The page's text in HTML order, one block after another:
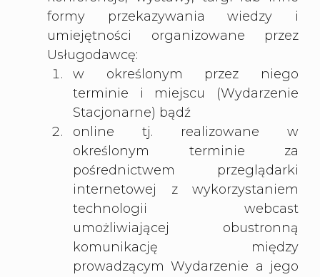
formy przekazywania wiedzy i
umiejętności organizowane przez
Usługodawcę:
w określonym przez niego
terminie i miejscu (Wydarzenie
Stacjonarne) bądź
online tj. realizowane w
określonym terminie za
pośrednictwem przeglądarki
internetowej z wykorzystaniem
technologii webcast
umożliwiającej obustronną
komunikację między
prowadzącym Wydarzenie a jego